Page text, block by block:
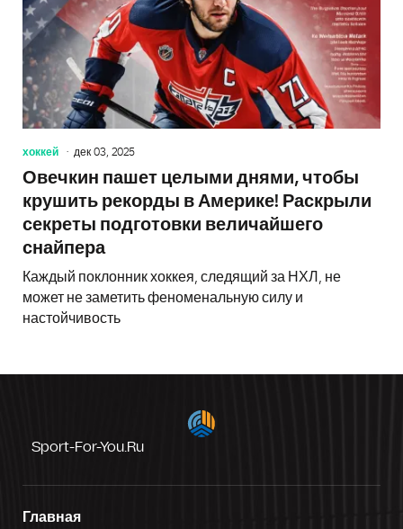
хоккей дек 03, 2025
Овечкин пашет целыми днями, чтобы
крушить рекорды в Америке! Раскрыли
секреты подготовки величайшего
снайпера
Каждый поклонник хоккея, следящий за НХЛ, не
может не заметить феноменальную силу и
настойчивость
Sport-For-You.ru
Главная